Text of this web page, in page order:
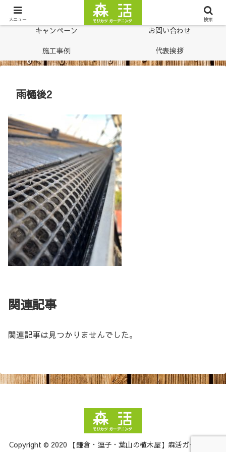
キャンペーン
お問い合わせ
施工事例
代表挨拶
雨樋後2
関連記事
関連記事は見つかりませんでした。
Copyright © 2020 【鎌倉・逗子・葉山の植木屋】森活ガーデニン
メニュー 検索